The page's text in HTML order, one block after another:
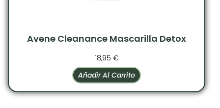
Avene Cleanance Mascarilla Detox
18,95 €
Añadir Al Carrito